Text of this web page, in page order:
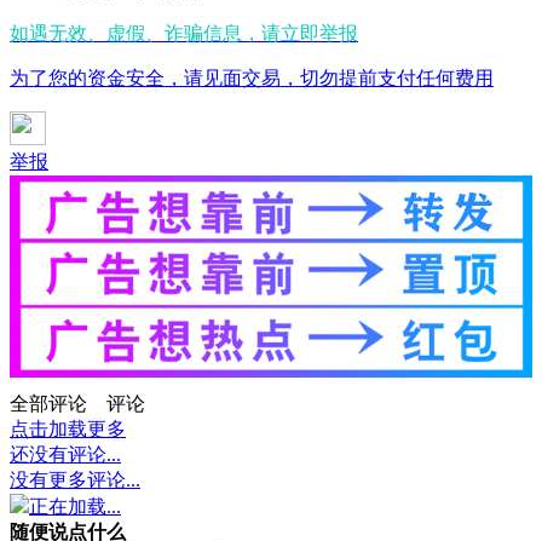
如遇无效、虚假、诈骗信息，请立即举报
为了您的资金安全，请见面交易，切勿提前支付任何费用
举报
全部评论
评论
点击加载更多
还没有评论...
没有更多评论...
正在加载...
随便说点什么